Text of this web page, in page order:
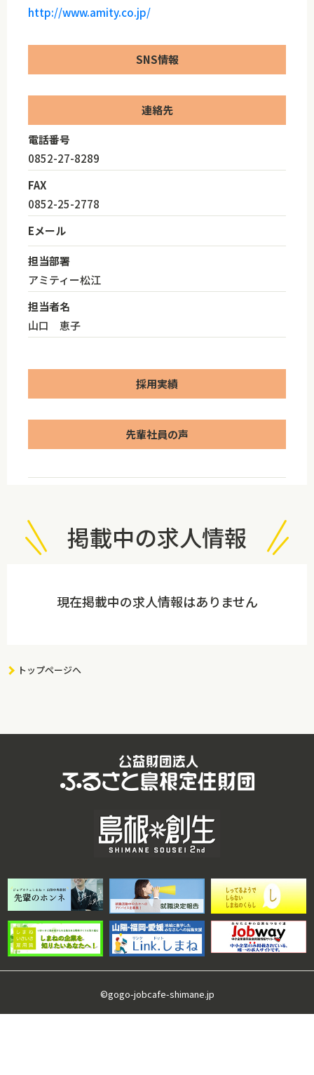
http://www.amity.co.jp/
SNS情報
連絡先
電話番号
0852-27-8289
FAX
0852-25-2778
Eメール
担当部署
アミティー松江
担当者名
山口 恵子
採用実績
先輩社員の声
掲載中の求人情報
現在掲載中の求人情報はありません
トップページへ
©gogo-jobcafe-shimane.jp